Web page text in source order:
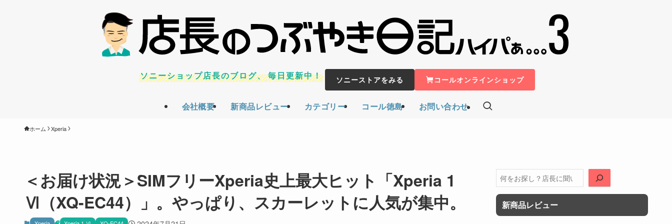
会社概要 新商品レビュー カテゴリー コール徳島 お問い合わせ
ソニーショップ店長のブログ、毎日更新中！ ソニーストアをみる コールオンラインショップ
ホーム Xperia
＜お届け状況＞SIMフリーXperia史上最大ヒット「Xperia 1
Ⅵ（XQ-EC44）」。やっぱり、スカーレットに人気が集中。
検
索
新商品レビュー